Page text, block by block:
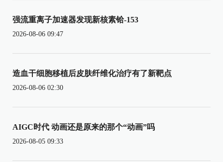
强流重离子加速器发现新核素铪-153
2026-08-06 09:47
造血干细胞移植后皮肤纤维化治疗有了新靶点
2026-08-06 02:30
AIGC时代 动画还是原来的那个“动画”吗
2026-08-05 09:33